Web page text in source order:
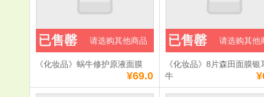
《化妆品》蜗牛修护原液面膜
¥69.0
已售罄 请选购其他商品
《化妆品》8片森田面膜银
牛
已售罄 请选购其他